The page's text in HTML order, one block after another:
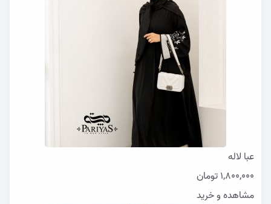
عبا لاله
1,800,000تومان
مشاهده و خرید